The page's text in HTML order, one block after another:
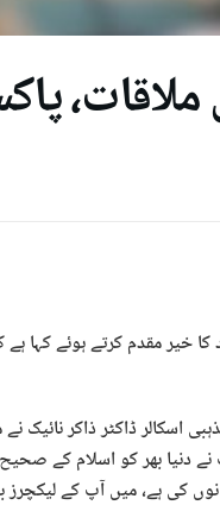
خیر مقدم کرتے ہوئے کہا
اسکالر ڈاکٹر ذاکر نائیک
آپ نے دنیا بھر کو اسلام
کی ہے، میں آپ کے